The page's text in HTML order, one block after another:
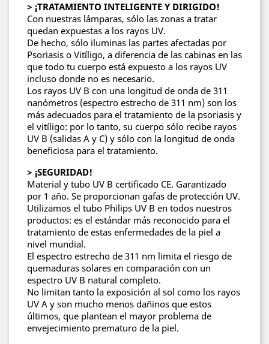
> ¡TRATAMIENTO INTELIGENTE Y DIRIGIDO!
Con nuestras lámparas, sólo las zonas a tratar
quedan expuestas a los rayos UV.
De hecho, sólo iluminas las partes afectadas por
Psoriasis o Vitíligo, a diferencia de las cabinas en las
que todo tu cuerpo está expuesto a los rayos UV
incluso donde no es necesario.
Los rayos UV B con una longitud de onda de 311
nanómetros (espectro estrecho de 311 nm) son los
más adecuados para el tratamiento de la psoriasis y
el vitíligo: por lo tanto, su cuerpo sólo recibe rayos
UV B (salidas A y C) y sólo con la longitud de onda
beneficiosa para el tratamiento.
> ¡SEGURIDAD!
Material y tubo UV B certificado CE. Garantizado
por 1 año. Se proporcionan gafas de protección UV.
Utilizamos el tubo Philips UV B en todos nuestros
productos: es el estándar más reconocido para el
tratamiento de estas enfermedades de la piel a
nivel mundial.
El espectro estrecho de 311 nm limita el riesgo de
quemaduras solares en comparación con un
espectro UV B natural completo.
No limitan tanto la exposición al sol como los rayos
UV A y son mucho menos dañinos que estos
últimos, que plantean el mayor problema de
envejecimiento prematuro de la piel.